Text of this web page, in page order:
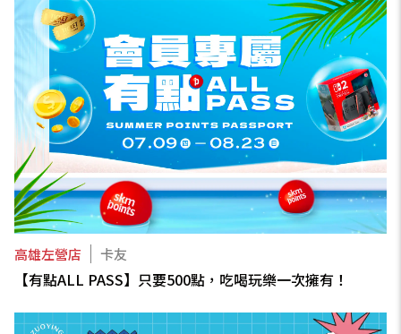
高雄左營店 卡友
【有點ALL PASS】只要500點，吃喝玩樂一次擁有！